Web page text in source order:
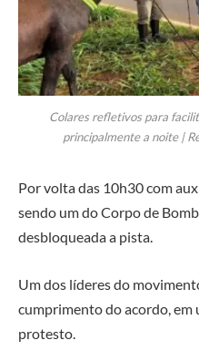
Colares refletivos para
principalmente a noite |
Por volta das 10h30 com
sendo um do Corpo de
desbloqueada a pista.
Um dos líderes do
cumprimento do acordo, em
protesto.